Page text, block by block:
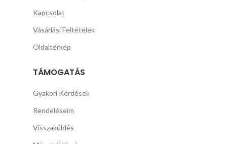
Kapcsolat
Vásárlási Feltételek
Oldaltérkép
TÁMOGATÁS
Gyakori Kérdések
Rendeléseim
Visszaküldés